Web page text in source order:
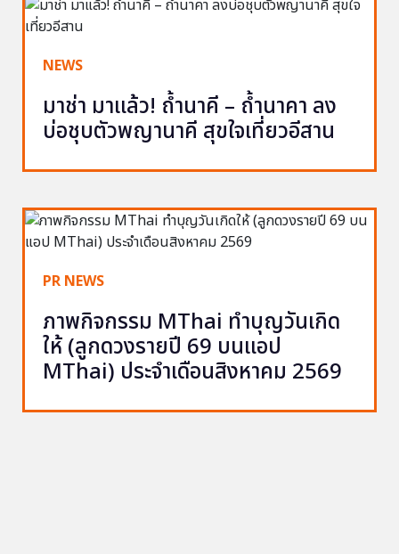
NEWS
มาช่า มาแล้ว! ถ้ำนาคี – ถ้ำนาคา ลง
บ่อชุบตัวพญานาคี สุขใจเที่ยวอีสาน
PR NEWS
ภาพกิจกรรม MThai ทำบุญวันเกิด
ให้ (ลูกดวงรายปี 69 บนแอป
MThai) ประจำเดือนสิงหาคม 2569